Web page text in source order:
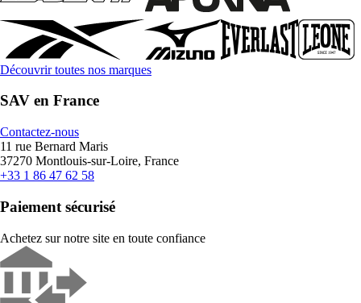
Découvrir toutes nos marques
SAV en France
Contactez-nous
11 rue Bernard Maris
37270 Montlouis-sur-Loire, France
+33 1 86 47 62 58
Paiement sécurisé
Achetez sur notre site en toute confiance